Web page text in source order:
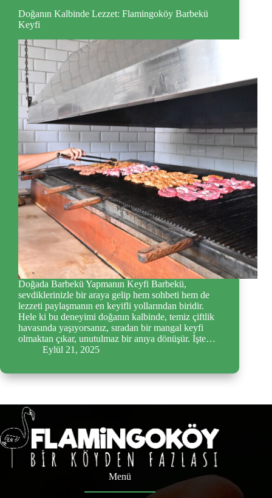
Doğanın Kalbinde Lezzet: Flamingoköy Barbekü
Keyfi
Doğada Barbekü Yapmanın Keyfi Barbekü,
sevdiklerinizle bir araya gelip hem sohbeti hem de
lezzeti paylaşmanın en keyifli yollarından biridir.
Hele ki bu deneyimi doğanın kalbinde, temiz çiftlik
havasında yaşıyorsanız, sıradan bir mangal keyfi
olmaktan çıkar, unutulmaz bir anıya dönüşür. İşte…
Eylül 21, 2025
Menü